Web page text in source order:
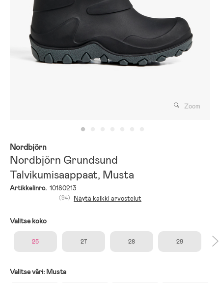
Zoom
Nordbjörn
Nordbjörn Grundsund
Talvikumisaappaat, Musta
Artikkelinro. 10180213
(94) Näytä kaikki arvostelut
Valitse koko
25 27 28 29
Valitse väri: Musta